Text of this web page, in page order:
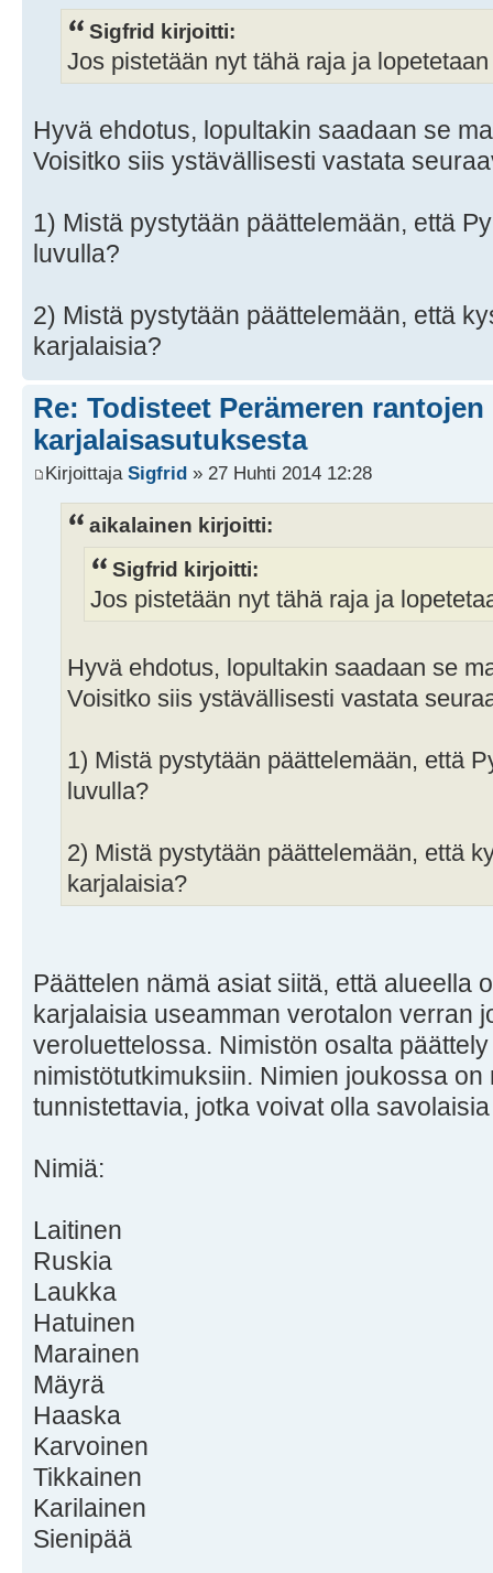
Sigfrid kirjoitti:
Jos pistetään nyt tähä raja ja
Hyvä ehdotus, lopultakin saadaan se
Voisitko siis ystävällisesti vastata
1) Mistä pystytään päättelemään, että
luvulla?
2) Mistä pystytään päättelemään, että
karjalaisia?
Re: Todisteet Perämeren rantojen
karjalaisasutuksesta
Kirjoittaja Sigfrid » 27 Huhti 2014 12:28
aikalainen kirjoitti:
Sigfrid kirjoitti:
Jos pistetään nyt tähä raja ja
Hyvä ehdotus, lopultakin saadaan se
Voisitko siis ystävällisesti vastata
1) Mistä pystytään päättelemään, että
luvulla?
2) Mistä pystytään päättelemään, että
karjalaisia?
Päättelen nämä asiat siitä, että alueella
karjalaisia useamman verotalon verran
veroluettelossa. Nimistön osalta
nimistötutkimuksiin. Nimien joukossa
tunnistettavia, jotka voivat olla
Nimiä:
Laitinen
Ruskia
Laukka
Hatuinen
Marainen
Mäyrä
Haaska
Karvoinen
Tikkainen
Karilainen
Sienipää